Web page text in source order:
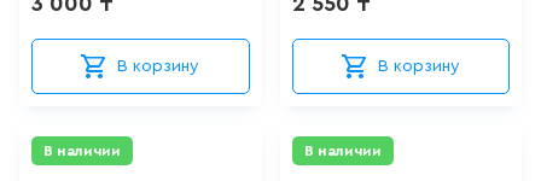
103 товаров
товаров
Sanita Luxe
Geberit
В корзину В корзину
В наличии В наличии